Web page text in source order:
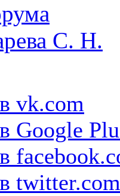
С. Н.
vk.com
Google
twitter.com